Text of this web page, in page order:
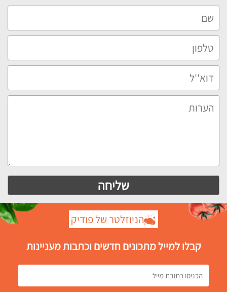
הניוזלטר של פודיק
קבלו למייל מתכונים חדשים וכתבות מעניינות